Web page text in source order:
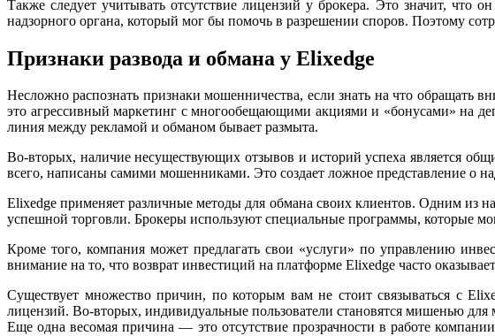
Также следует учитывать отсутствие лицензий у брокера. Это значит, что
надзорного органа, который мог бы помочь в разрешении споров. Поэтому
Признаки развода и обмана у Elixedge
Несложно распознать признаки мошенничества, если знать на что обращать
это агрессивный маркетинг с многообещающими акциями и «бонусами» на
линия между рекламой и обманом бывает размыта.
Во-вторых, наличие несуществующих отзывов и историй успеха является
всего, написаны самими мошенниками. Это создает ложное представление о
Elixedge применяет различные методы для обмана своих клиентов. Одним из
успешной торговли. Брокеры используют специальные программы, которые
Кроме того, компания может предлагать свои «услуги» по управлению
внимание на то, что возврат инвестиций на платформе Elixedge часто
Существует множество причин, по которым вам не стоит связываться с
лицензий. Во-вторых, индивидуальные пользователи становятся мишенью
Еще одна весомая причина — это отсутствие прозрачности в работе